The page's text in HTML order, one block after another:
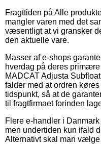
Fragttiden på Alle
mangler varen med det
væsentligt at vi gransker
den aktuelle vare.
Masser af e-shops
hverdag på deres
MADCAT Adjusta
falder med at ordren
tidspunkt, så at de
til fragtfirmaet forinden
Flere e-handler i
men undertiden kun ifald
Alternativt skal man